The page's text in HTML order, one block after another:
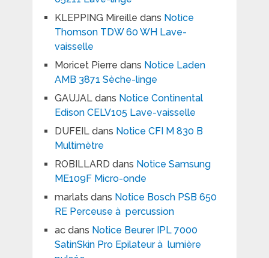
KLEPPING Mireille dans Notice
Thomson TDW 60 WH Lave-
vaisselle
Moricet Pierre dans Notice Laden
AMB 3871 Sèche-linge
GAUJALdans Notice Continental
Edison CELV105 Lave-vaisselle
DUFEILdans Notice CFI M 830 B
Multimètre
ROBILLARD dans Notice Samsung
ME109F Micro-onde
marlats dans Notice Bosch PSB 650
RE Perceuse à percussion
acdans Notice Beurer IPL 7000
SatinSkin Pro Epilateur à lumière